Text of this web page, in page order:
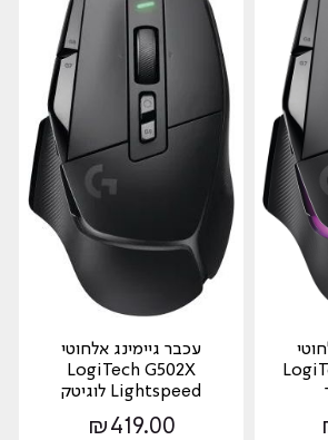
‏עכבר גיימינג ‏אלחוטי
LogiTech G502X
Lightspeed לוגיטק
₪ 419.00